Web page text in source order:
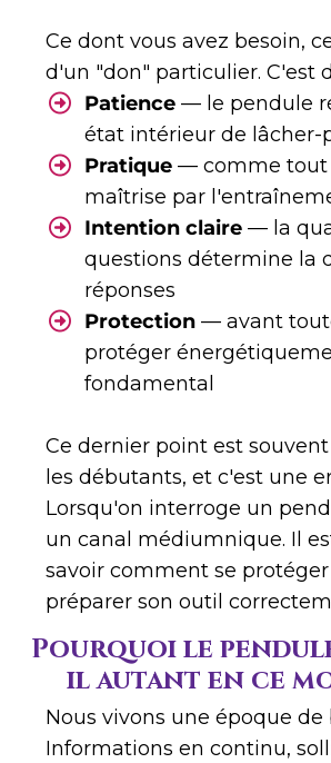
Ce dont vous avez besoin,
d'un "don" particulier. C'est
Patience — le pendule
état intérieur de lâcher-
Pratique — comme tout
maîtrise par
Intention claire — la
questions détermine la
réponses
Protection — avant
protéger
fondamental
Ce dernier point est
les débutants, et c'est une
Lorsqu'on interroge un
un canal médiumnique. Il
savoir comment se
préparer son outil
Pourquoi le
il autant en ce
Nous vivons une époque de
Informations en continu,